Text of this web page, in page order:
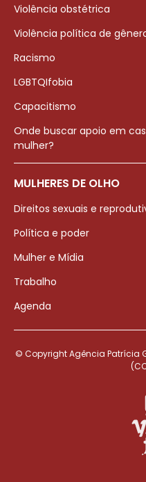
Violência obstétrica
Violência política de
Racismo
LGBTQIfobia
Capacitismo
Onde buscar apoio em
mulher?
MULHERES DE OLHO
Direitos sexuais e
Política e poder
Mulher e Mídia
Trabalho
Agenda
© Copyright Agência Patrícia